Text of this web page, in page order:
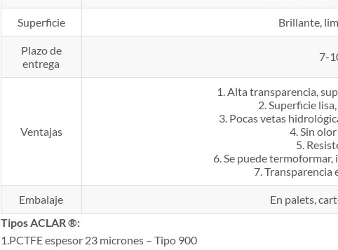
Superficie Brillante,
Plazo de
entrega
7-
Ventajas
1. Alta transparencia,
2. Superficie
3. Pocas vetas
4. Sin
5.
6. Se puede
7. Transparencia
Embalaje
En palets,
Tipos ACLAR ®:
1.PCTFE espesor 23 micrones – Tipo 900